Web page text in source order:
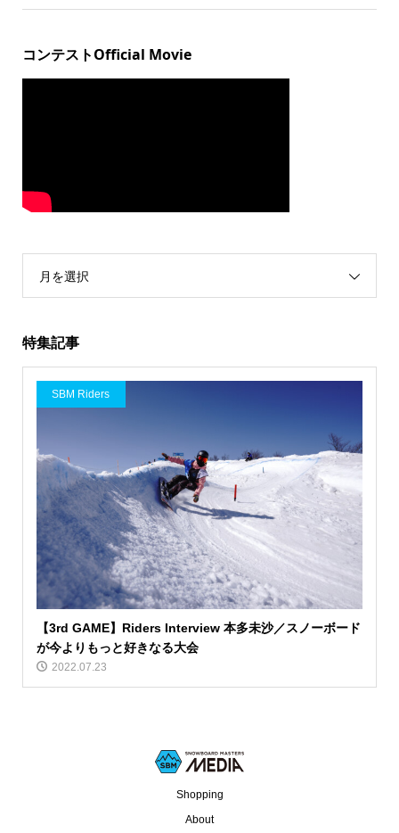
コンテストOfficial Movie
月を選択
特集記事
SBM Riders
【3rd GAME】Riders Interview 本多未沙／スノーボード
が今よりもっと好きなる大会
2022.07.23
Shopping
About